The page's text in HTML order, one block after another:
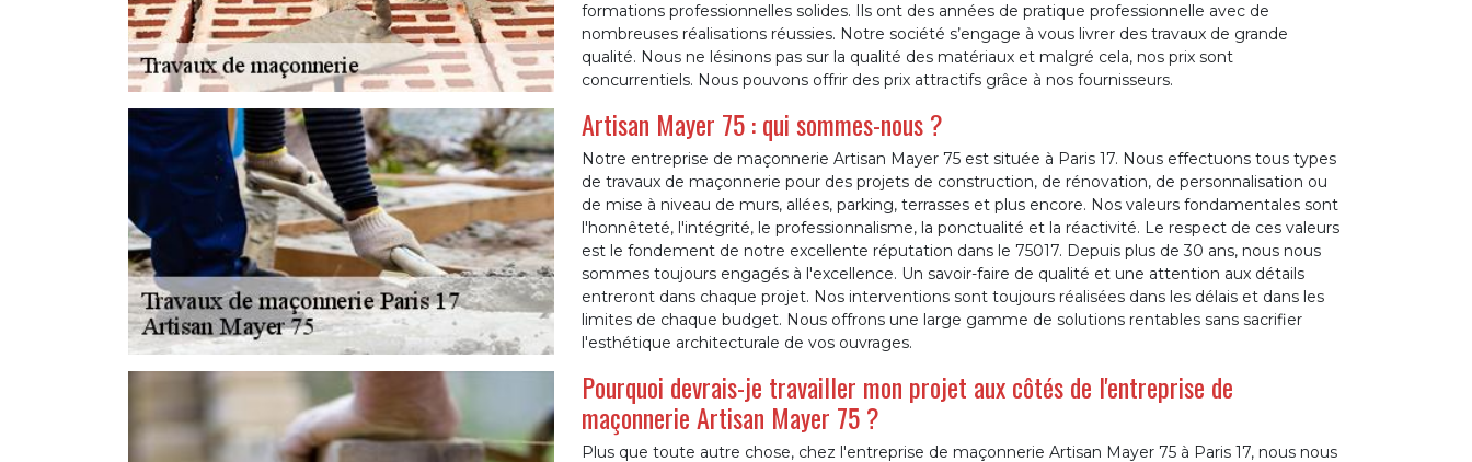
formations professionnelles solides. Ils ont des années de pratique professionnelle avec de
nombreuses réalisations réussies. Notre société s’engage à vous livrer des travaux de grande
qualité. Nous ne lésinons pas sur la qualité des matériaux et malgré cela, nos prix sont
concurrentiels. Nous pouvons offrir des prix attractifs grâce à nos fournisseurs.
Artisan Mayer 75 : qui sommes-nous ?
Notre entreprise de maçonnerie Artisan Mayer 75 est située à Paris 17. Nous effectuons tous types
de travaux de maçonnerie pour des projets de construction, de rénovation, de personnalisation ou
de mise à niveau de murs, allées, parking, terrasses et plus encore. Nos valeurs fondamentales sont
l'honnêteté, l'intégrité, le professionnalisme, la ponctualité et la réactivité. Le respect de ces valeurs
est le fondement de notre excellente réputation dans le 75017. Depuis plus de 30 ans, nous nous
sommes toujours engagés à l'excellence. Un savoir-faire de qualité et une attention aux détails
entreront dans chaque projet. Nos interventions sont toujours réalisées dans les délais et dans les
limites de chaque budget. Nous offrons une large gamme de solutions rentables sans sacrifier
l'esthétique architecturale de vos ouvrages.
Pourquoi devrais-je travailler mon projet aux côtés de l'entreprise de
maçonnerie Artisan Mayer 75 ?
Plus que toute autre chose, chez l'entreprise de maçonnerie Artisan Mayer 75 à Paris 17, nous nous